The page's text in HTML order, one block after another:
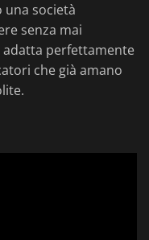
una società
senza mai
perfettamente
che già amano